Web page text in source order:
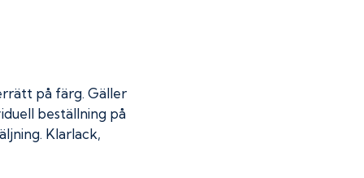
på färg. Gäller
beställning på
Klarlack,